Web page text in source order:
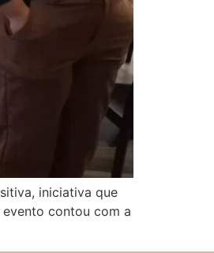
iniciativa que
contou com a